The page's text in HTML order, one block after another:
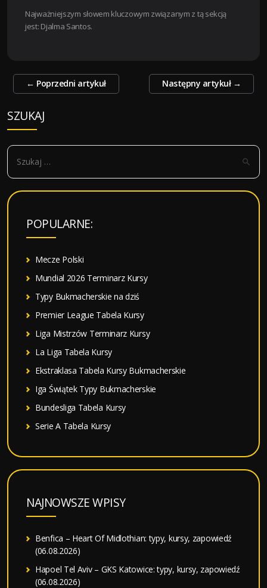
Najważniejszym słowem kluczowym związanym z tą sekcją
jest: Djalma Santos.
Zobacz
← Poprzedni artykuł Następny artykuł →
SZUKAJ
S
k
POPULARNE:
Mecze Polski
Mundial 2026 Terminarz Kursy
Typy Bukmacherskie na dziś
Premier League Tabela Kursy
Liga Mistrzów Terminarz Kursy
La Liga Tabela Kursy
Ekstraklasa Tabela Kursy Bukmacherskie
Iga Świątek Typy Bukmacherskie
Bundesliga Tabela Kursy
Serie A Tabela Kursy
NAJNOWSZE WPISY
Benfica – Heart Of Midlothian: typy, kursy, zapowiedź
(06.08.2026)
Hapoel Tel Aviv – GKS Katowice: typy, kursy, zapowiedź
(06.08.2026)